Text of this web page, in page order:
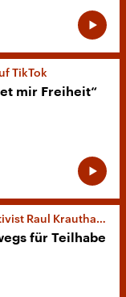
TikTok
mir Freiheit“
Raul Krauthausen
für Teilhabe